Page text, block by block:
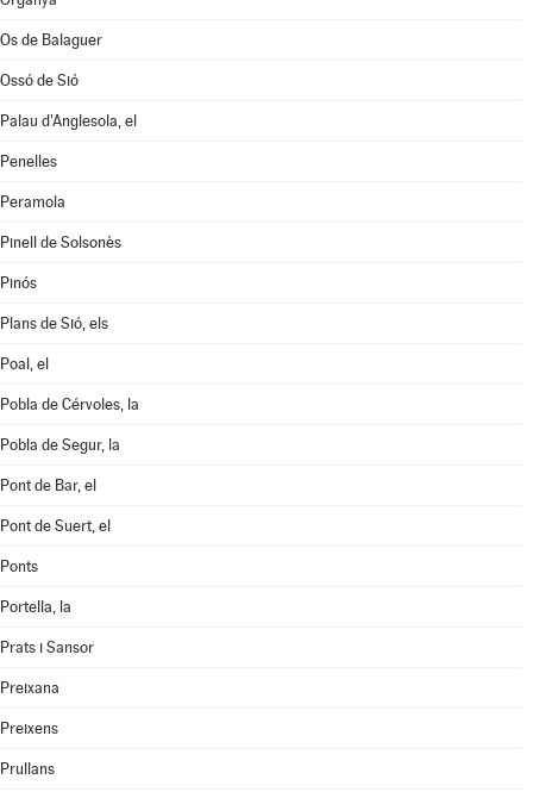
Os de Balaguer
Ossó de Sió
Palau d'Anglesola, el
Penelles
Peramola
Pinell de Solsonès
Pinós
Plans de Sió, els
Poal, el
Pobla de Cérvoles, la
Pobla de Segur, la
Pont de Bar, el
Pont de Suert, el
Ponts
Portella, la
Prats i Sansor
Preixana
Preixens
Prullans